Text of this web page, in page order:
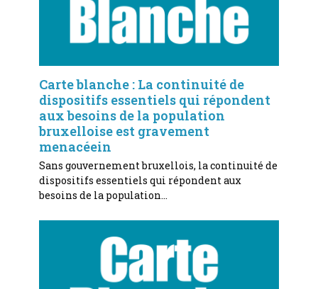
Carte blanche : La continuité de
dispositifs essentiels qui répondent
aux besoins de la population
bruxelloise est gravement
menacéein
Sans gouvernement bruxellois, la continuité de
dispositifs essentiels qui répondent aux
besoins de la population…